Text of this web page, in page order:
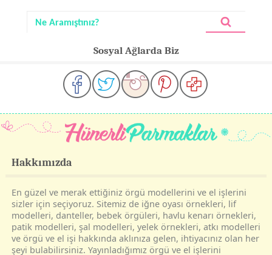
Sosyal Ağlarda Biz
Hakkımızda
En güzel ve merak ettiğiniz örgü modellerini ve el işlerini
sizler için seçiyoruz. Sitemiz de iğne oyası örnekleri, lif
modelleri, danteller, bebek örgüleri, havlu kenarı örnekleri,
patik modelleri, şal modelleri, yelek örnekleri, atkı modelleri
ve örgü ve el işi hakkında aklınıza gelen, ihtiyacınız olan her
şeyi bulabilirsiniz. Yayınladığımız örgü ve el işlerini